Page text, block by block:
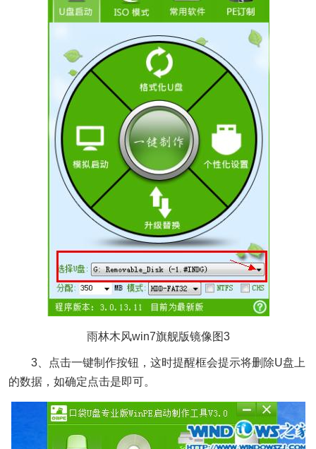
雨林木风win7旗舰版镜像图3
3、点击一键制作按钮，这时提醒框会提示将删除U盘上
的数据，如确定点击是即可。